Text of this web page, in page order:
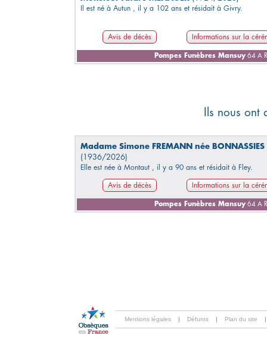
Il est né à Autun , il y a 102 ans et résidait à Givry.
Avis de décès Informations sur la
Pompes Funèbres Mansuy 64 A
Ils nous
Madame Simone FREMANN née BONNASSIES
(1936/2026)
Elle est née à Montaut , il y a 90 ans et résidait à Fley.
Avis de décès Informations sur la
Pompes Funèbres Mansuy 64 A
Mentions légales | Défunts | Plan du site |